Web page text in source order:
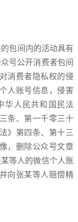
包间内的活动具有
号公开消费者包间
消费者隐私权的侵
人账号信息，侵害
华人民共和国民法
条、第一千零三十
》第四条、第十三
，删除公众号文章
等人的微信个人账
向张某等人赔偿精